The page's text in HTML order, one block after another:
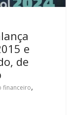
e
de
financeiro,